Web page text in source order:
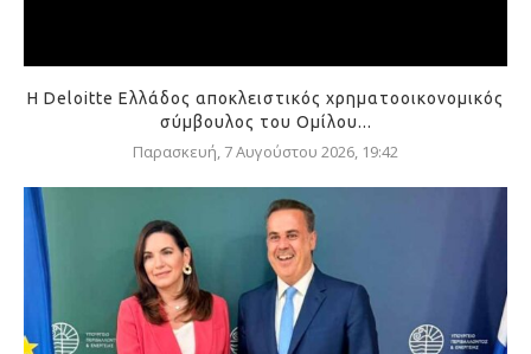
Η Deloitte Ελλάδος αποκλειστικός χρηματοοικονομικός
σύμβουλος του Ομίλου...
Παρασκευή, 7 Αυγούστου 2026, 19:42